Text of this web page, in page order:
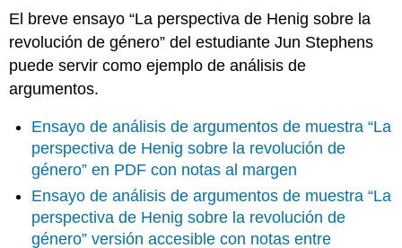
El breve ensayo “La perspectiva de Henig sobre la
revolución de género” del estudiante Jun Stephens
puede servir como ejemplo de análisis de
argumentos.
Ensayo de análisis de argumentos de muestra “La
perspectiva de Henig sobre la revolución de
género” en PDF con notas al margen
Ensayo de análisis de argumentos de muestra “La
perspectiva de Henig sobre la revolución de
género” versión accesible con notas entre